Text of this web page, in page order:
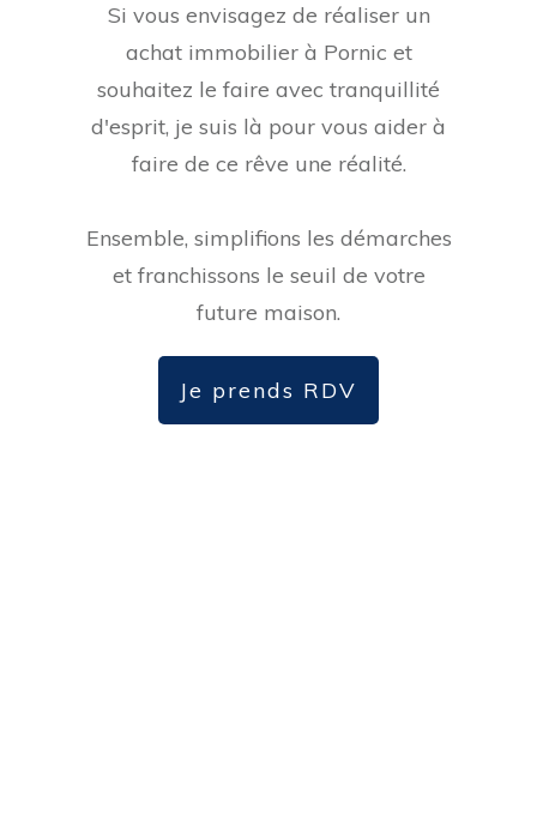
Si vous envisagez de réaliser un
achat immobilier à Pornic et
souhaitez le faire avec tranquillité
d'esprit, je suis là pour vous aider à
faire de ce rêve une réalité.
Ensemble, simplifions les démarches
et franchissons le seuil de votre
future maison.
Je prends RDV